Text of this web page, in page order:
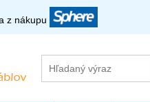
z nákupu